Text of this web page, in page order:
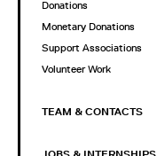
Donations
Monetary Donations
Support Associations
Volunteer Work
TEAM & CONTACTS